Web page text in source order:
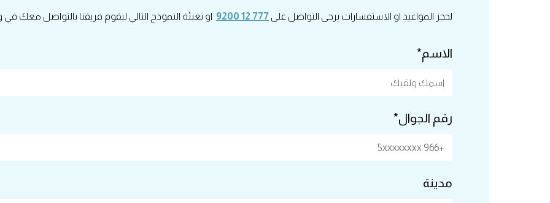
لحجز المواعيد او الاستفسارات يرجى التواصل على 777 12 9200 او تعبئة النموذج التالي ليقوم فريقنا بالتواصل معك
الاسم*
رقم الجوال*
مدينة